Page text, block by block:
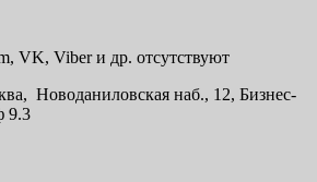
VK, Viber и др. отсутствуют
Новоданиловская наб., 12, Бизнес-
9.3